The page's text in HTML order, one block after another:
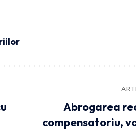
Abrogarea
compensatoriu,